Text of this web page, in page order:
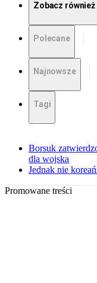
Zobacz również
Polecane
Najnowsze
Tagi
Borsuk
dla wojska
Jednak nie
Promowane treści